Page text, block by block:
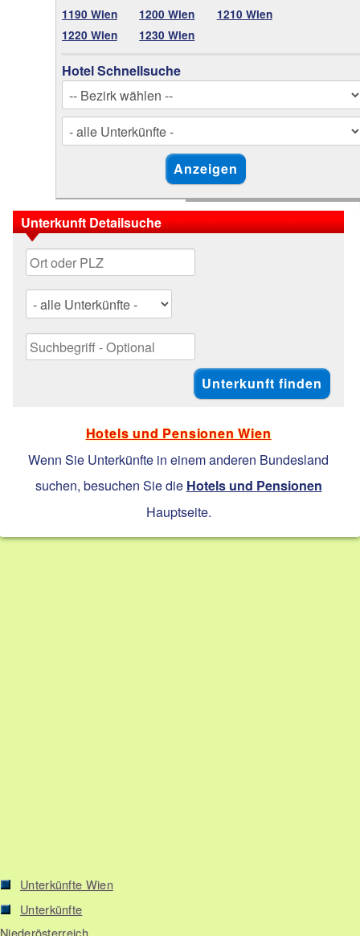
1190 Wien
1200 Wien
1210 Wien
1220 Wien
1230 Wien
Hotel Schnellsuche
Unterkunft Detailsuche
Hotels und Pensionen Wien
Wenn Sie Unterkünfte in einem anderen Bundesland
suchen, besuchen Sie die Hotels und Pensionen
Hauptseite.
Unterkünfte Wien
Unterkünfte